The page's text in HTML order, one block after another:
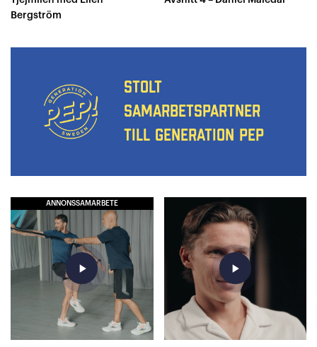
Bergström
STOLT
SAMARBETSPARTNER
TILL GENERATION PEP
ANNONSSAMARBETE
play_arrow play_arrow